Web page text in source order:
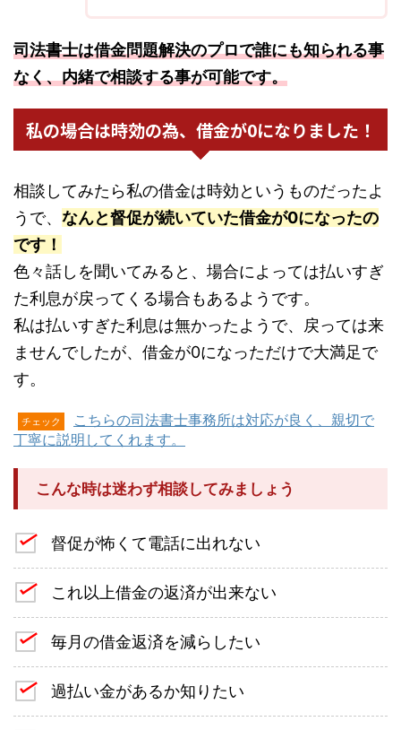
司法書士は借金問題解決のプロで誰にも知られる事
なく、内緒で相談する事が可能です。
私の場合は時効の為、借金が0になりました！
相談してみたら私の借金は時効というものだったよ
うで、 なんと督促が続いていた借金が0になったの
です！
色々話しを聞いてみると、場合によっては払いすぎ
た利息が戻ってくる場合もあるようです。
私は払いすぎた利息は無かったようで、戻っては来
ませんでしたが、借金が0になっただけで大満足で
す。
チェック
こちらの司法書士事務所は対応が良く、親切で
丁寧に説明してくれます。
こんな時は迷わず相談してみましょう
督促が怖くて電話に出れない
これ以上借金の返済が出来ない
毎月の借金返済を減らしたい
過払い金があるか知りたい